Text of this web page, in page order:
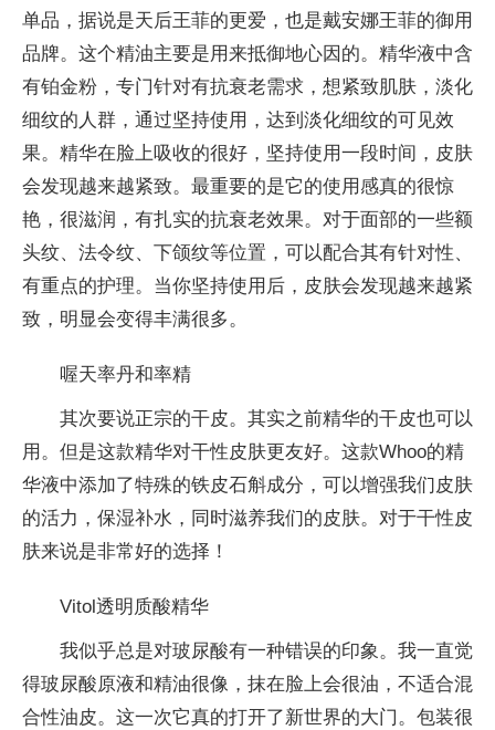
单品，据说是天后王菲的更爱，也是戴安娜王菲的御用
品牌。这个精油主要是用来抵御地心因的。精华液中含
有铂金粉，专门针对有抗衰老需求，想紧致肌肤，淡化
细纹的人群，通过坚持使用，达到淡化细纹的可见效
果。精华在脸上吸收的很好，坚持使用一段时间，皮肤
会发现越来越紧致。最重要的是它的使用感真的很惊
艳，很滋润，有扎实的抗衰老效果。对于面部的一些额
头纹、法令纹、下颌纹等位置，可以配合其有针对性、
有重点的护理。当你坚持使用后，皮肤会发现越来越紧
致，明显会变得丰满很多。
喔天率丹和率精
其次要说正宗的干皮。其实之前精华的干皮也可以
用。但是这款精华对干性皮肤更友好。这款Whoo的精
华液中添加了特殊的铁皮石斛成分，可以增强我们皮肤
的活力，保湿补水，同时滋养我们的皮肤。对于干性皮
肤来说是非常好的选择！
Vitol透明质酸精华
我似乎总是对玻尿酸有一种错误的印象。我一直觉
得玻尿酸原液和精油很像，抹在脸上会很油，不适合混
合性油皮。这一次它真的打开了新世界的大门。包装很